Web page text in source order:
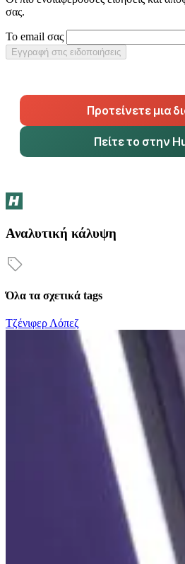
σας.
Το email σας
Εγγραφή στις ειδοποιήσεις
Προτείνετε μια
Πείτε το στην
Αναλυτική κάλυψη
Όλα τα σχετικά tags
Τζένιφερ Λόπεζ